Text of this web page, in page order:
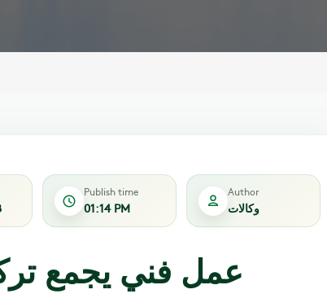
Publish time
01:14 PM
Author
وكالات
عمل فني يجمع